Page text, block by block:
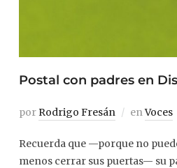
Postal con padres en
por Rodrigo Fresán enVoces
Recuerda que —porque no
menos cerrar sus puertas— su